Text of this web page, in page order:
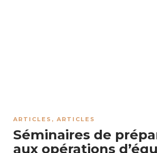
ARTICLES , ARTICLES
Séminaires de
aux opérations